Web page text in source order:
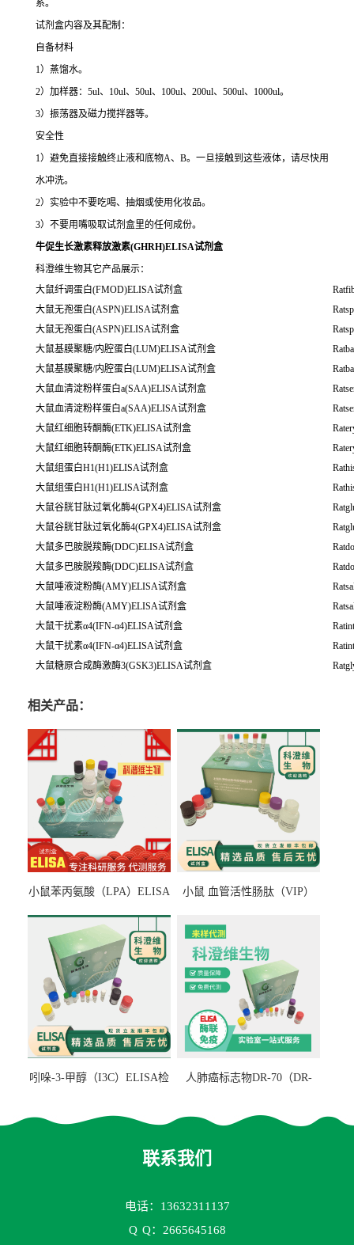
系。
试剂盒内容及其配制：
自备材料
1）蒸馏水。
2）加样器：5ul、10ul、50ul、100ul、200ul、500ul、1000ul。
3）振荡器及磁力搅拌器等。
安全性
1）避免直接接触终止液和底物A、B。一旦接触到这些液体，请尽快用
水冲洗。
2）实验中不要吃喝、抽烟或使用化妆品。
3）不要用嘴吸取试剂盒里的任何成份。
牛促生长激素释放激素(GHRH)ELISA试剂盒
科澄维生物其它产品展示：
大鼠纤调蛋白(FMOD)ELISA试剂盒
大鼠无孢蛋白(ASPN)ELISA试剂盒
大鼠无孢蛋白(ASPN)ELISA试剂盒
大鼠基膜聚糖/内腔蛋白(LUM)ELISA试剂盒
大鼠基膜聚糖/内腔蛋白(LUM)ELISA试剂盒
大鼠血清淀粉样蛋白a(SAA)ELISA试剂盒
大鼠血清淀粉样蛋白a(SAA)ELISA试剂盒
大鼠红细胞转酮酶(ETK)ELISA试剂盒
大鼠红细胞转酮酶(ETK)ELISA试剂盒
大鼠组蛋白H1(H1)ELISA试剂盒
大鼠组蛋白H1(H1)ELISA试剂盒
大鼠谷胱甘肽过氧化酶4(GPX4)ELISA试剂盒
大鼠谷胱甘肽过氧化酶4(GPX4)ELISA试剂盒
大鼠多巴胺脱羧酶(DDC)ELISA试剂盒
大鼠多巴胺脱羧酶(DDC)ELISA试剂盒
大鼠唾液淀粉酶(AMY)ELISA试剂盒
大鼠唾液淀粉酶(AMY)ELISA试剂盒
大鼠干扰素α4(IFN-α4)ELISA试剂盒
大鼠干扰素α4(IFN-α4)ELISA试剂盒
大鼠糖原合成酶激酶3(GSK3)ELISA试剂盒
相关产品：
小鼠苯丙氨酸（LPA）ELISA
小鼠 血管活性肠肽（VIP）
吲哚-3-甲醇（I3C）ELISA检
人肺癌标志物DR-70（DR-
联系我们
电话：13632311137
Q Q：2665645168